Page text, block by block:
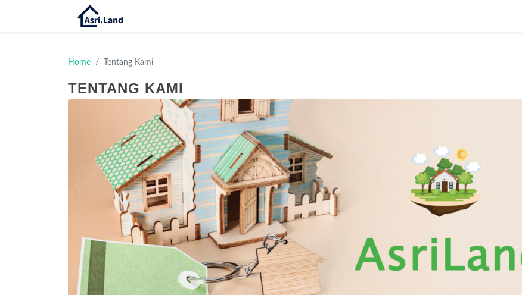
Home Tentang Kami
TENTANG KAMI